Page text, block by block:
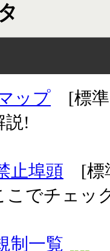
ップ [標
説!
止埠頭 [標
こでチェッ
制一覧